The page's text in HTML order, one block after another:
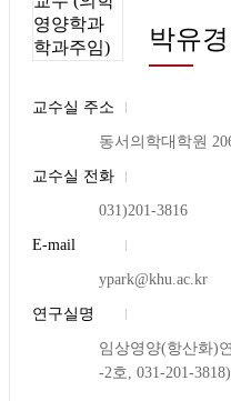
박유경
교수실 주소
동서의학대학원
교수실 전화
031)201-3816
E-mail
ypark@khu.ac.kr
연구실명
임상영양(항산화)
-2호, 031-201-3818)